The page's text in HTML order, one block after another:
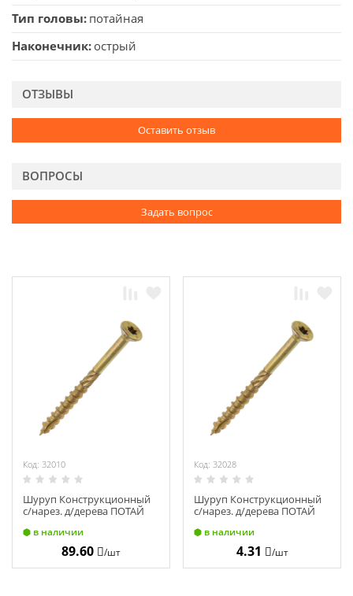
Тип головы потайная
Наконечник острый
ОТЗЫВЫ
Оставить отзыв
ВОПРОСЫ
Задать вопрос
Код: 32010
Шуруп Конструкционный
с/нарез. д/дерева ПОТАЙ
в наличии
89.60 /шт
Код: 32028
Шуруп Конструкционный
с/нарез. д/дерева ПОТАЙ
в наличии
4.31 /шт